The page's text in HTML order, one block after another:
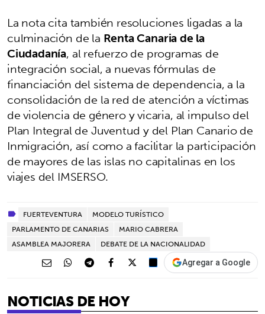
La nota cita también resoluciones ligadas a la
culminación de la Renta Canaria de la
Ciudadanía, al refuerzo de programas de
integración social, a nuevas fórmulas de
financiación del sistema de dependencia, a la
consolidación de la red de atención a víctimas
de violencia de género y vicaria, al impulso del
Plan Integral de Juventud y del Plan Canario de
Inmigración, así como a facilitar la participación
de mayores de las islas no capitalinas en los
viajes del IMSERSO.
FUERTEVENTURA
MODELO TURÍSTICO
PARLAMENTO DE CANARIAS
MARIO CABRERA
ASAMBLEA MAJORERA
DEBATE DE LA NACIONALIDAD
Agregar a Google
NOTICIAS DE HOY